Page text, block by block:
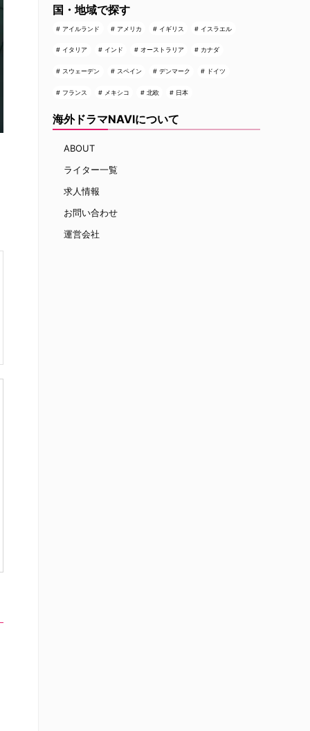
国・地域で探す
アイルランド アメリカ イギリス イスラエル
イタリア インド オーストラリア カナダ
スウェーデン スペイン デンマーク ドイツ
フランス メキシコ 北欧 日本
海外ドラマNAVIについて
ABOUT
ライター一覧
求人情報
お問い合わせ
運営会社